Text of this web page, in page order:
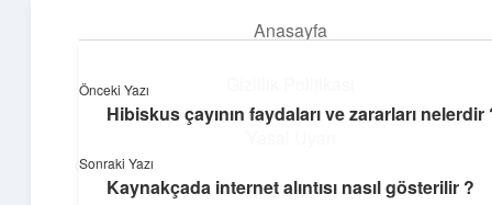
Anasayfa
Hakkımızda
İlham Veren Köşeler
Günlük yaşamdan pratik fikirler ve sıradışı keşifler burada.
Önceki Yazı
Hibiskus çayının faydaları ve zararları nelerdir
Sonraki Yazı
Kaynakçada internet alıntısı nasıl gösterilir ?